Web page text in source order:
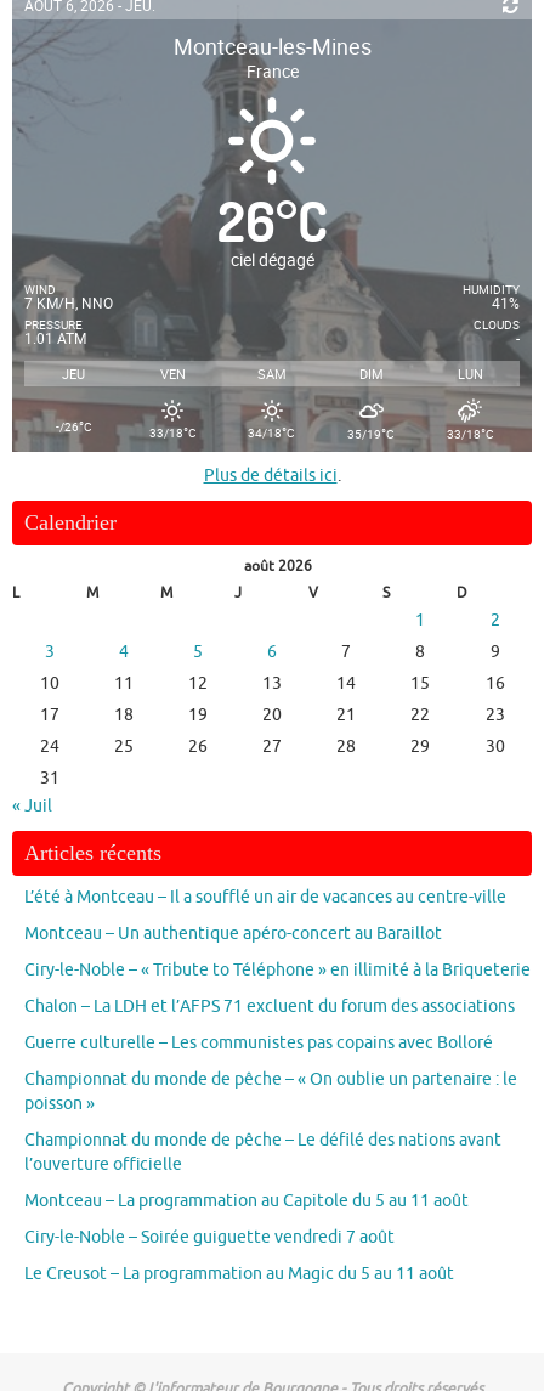
AOÛT 6, 2026 - JEU.
Montceau-les-Mines
France
26°C
ciel dégagé
WIND
7 KM/H, NNO
PRESSURE
1.01 ATM
HUMIDITY
41%
CLOUDS
-
JEU VEN SAM DIM LUN
-/26°C 33/18°C 34/18°C 35/19°C 33/18°C
Plus de détails ici.
Calendrier
août 2026
L
M M J V S D
1
2
3
4 5 6 7 8
9
10
11 12 13 14 15
16
17
18 19 20 21 22
23
24
25 26 27 28 29
30
31
« Juil
Articles récents
L’été à Montceau – Il a soufflé un air de vacances au centre-ville
Montceau – Un authentique apéro-concert au Baraillot
Ciry-le-Noble – « Tribute to Téléphone » en illimité à la Briqueterie
Chalon – La LDH et l’AFPS 71 excluent du forum des associations
Guerre culturelle – Les communistes pas copains avec Bolloré
Championnat du monde de pêche – « On oublie un partenaire : le
poisson »
Championnat du monde de pêche – Le défilé des nations avant
l’ouverture officielle
Montceau – La programmation au Capitole du 5 au 11 août
Ciry-le-Noble – Soirée guiguette vendredi 7 août
Le Creusot – La programmation au Magic du 5 au 11 août